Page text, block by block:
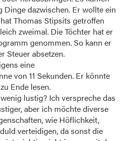
Dinge dazwischen. Er wollte ein
Thomas Stipsits getroffen
zweimal. Die Töchter hat er
genommen. So kann er
Steuer absetzen.
eine
von 11 Sekunden. Er könnte
Ende lesen.
lustig? Ich verspreche das
aber ich möchte diverse
wie Höflichkeit,
verteidigen, da sonst die